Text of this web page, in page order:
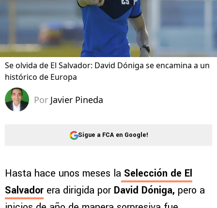
Se olvida de El Salvador: David Dóniga se encamina a un
histórico de Europa
Por Javier Pineda
Sigue a FCA en Google!
Hasta hace unos meses la Selección de El
Salvador era dirigida por David Dóniga, pero a